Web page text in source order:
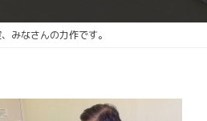
日
みなさんの力作です。